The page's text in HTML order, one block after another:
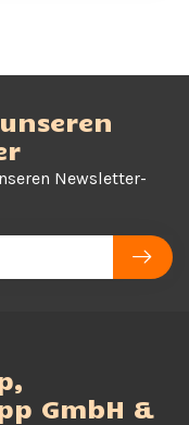
Newsletter-
GmbH &